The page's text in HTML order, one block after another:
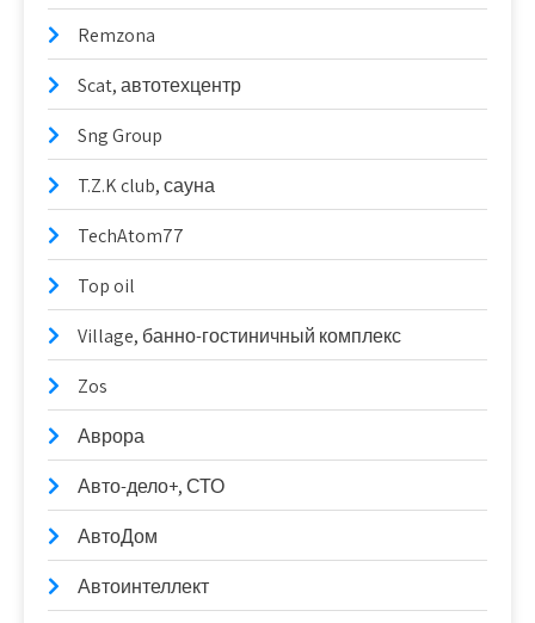
Remzona
Scat, автотехцентр
Sng Group
T.Z.K club, сауна
TechAtom77
Top oil
Village, банно-гостиничный комплекс
Zos
Аврора
Авто-дело+, СТО
АвтоДом
Автоинтеллект